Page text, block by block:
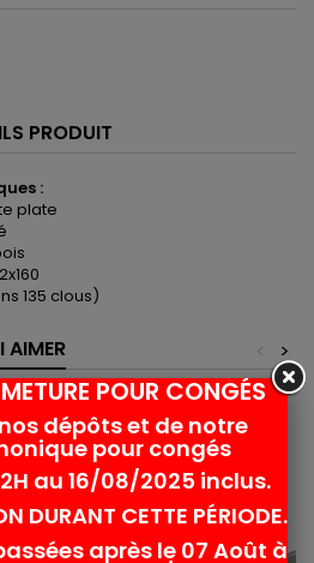
PRODUIT
:
plate
135 clous)
AIMER >
<
favorite_border
POUR CONGÉS
dépôts et de notre
pour congés
au 16/08/2025 inclus.
DURANT CETTE PÉRIODE.
après le 07 Août à